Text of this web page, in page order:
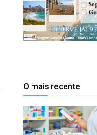
O mais recente